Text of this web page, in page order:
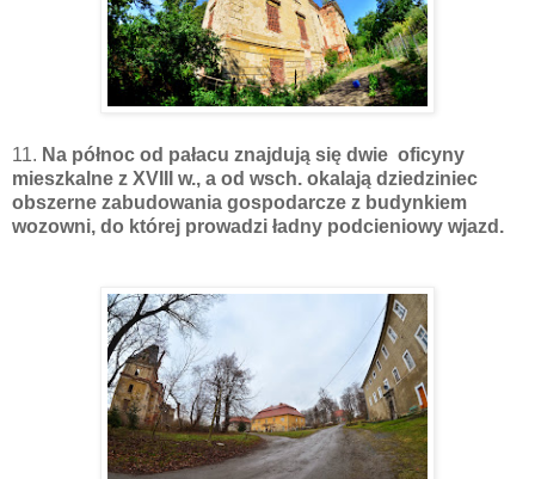
11. Na północ od pałacu znajdują się dwie oficyny
mieszkalne z XVIII w., a od wsch. okalają dziedziniec
obszerne zabudowania gospodarcze z budynkiem
wozowni, do której prowadzi ładny podcieniowy wjazd.